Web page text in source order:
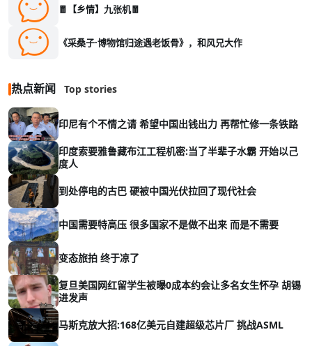
🧧【乡情】九张机🧧
《采桑子·博物馆归途遇老饭骨》，和风兄大作
热点新闻 Top stories
印尼有个不情之请 希望中国出钱出力 再帮忙修一条铁路
印度索要雅鲁藏布江工程机密:当了半辈子水霸 开始以己
度人
到处停电的古巴 硬被中国光伏拉回了现代社会
中国需要特高压 很多国家不是做不出来 而是不需要
变态旅拍 终于凉了
复旦美国网红留学生被曝0成本约会让多名女生怀孕 胡锡
进发声
马斯克放大招:168亿美元自建超级芯片厂 挑战ASML